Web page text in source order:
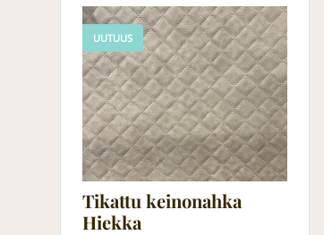
UUTUUS
Tikattu keinonahka
Hiekka